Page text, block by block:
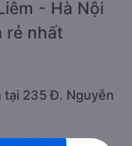
- Hà Nội
rẻ nhất
tại 235 Đ. Nguyễn